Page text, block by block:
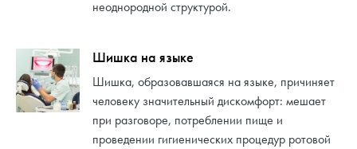
неоднородной структурой.
Шишка на языке
Шишка, образовавшаяся на языке, причиняет
человеку значительный дискомфорт: мешает
при разговоре, потреблении пище и
проведении гигиенических процедур ротовой